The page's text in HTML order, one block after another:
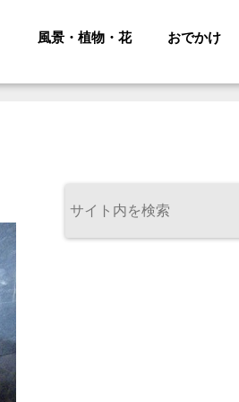
風景・植物・花 おでかけ